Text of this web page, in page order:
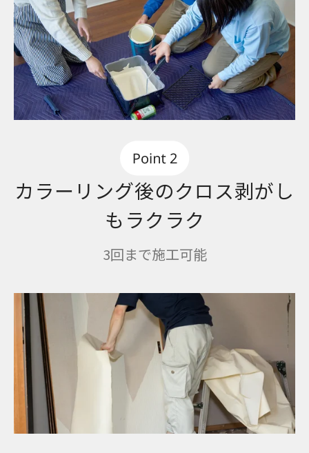
カラーリング後のクロス剥がし
もラクラク
3回まで施工可能